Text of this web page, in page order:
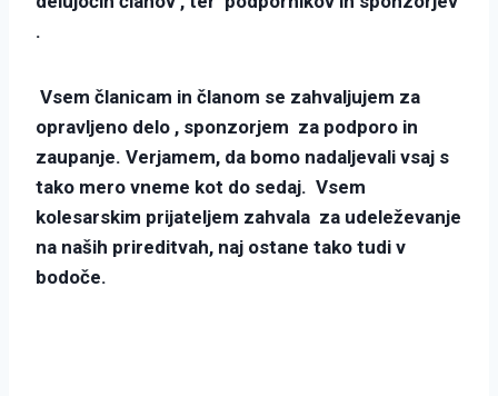
.
Vsem članicam in članom se zahvaljujem za
opravljeno delo , sponzorjem za podporo in
zaupanje. Verjamem, da bomo nadaljevali vsaj s
tako mero vneme kot do sedaj. Vsem
kolesarskim prijateljem zahvala za udeleževanje
na naših prireditvah, naj ostane tako tudi v
bodoče.